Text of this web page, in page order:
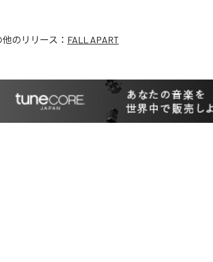
他のリリース： FALL APART